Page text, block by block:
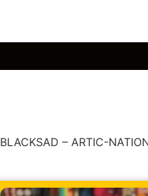
BLACKSAD – ARTIC-